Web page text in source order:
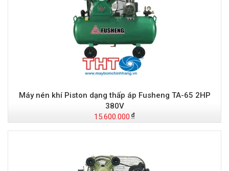
Máy nén khí Piston dạng thấp áp Fusheng TA-65 2HP
380V
15.600.000